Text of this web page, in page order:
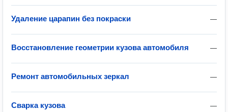
—
Удаление царапин без покраски
—
Восстановление геометрии кузова автомобиля
—
Ремонт автомобильных зеркал
—
Сварка кузова